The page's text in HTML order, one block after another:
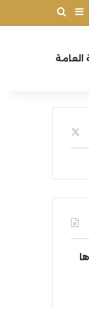
بودكاستإضافة عمود
العامة